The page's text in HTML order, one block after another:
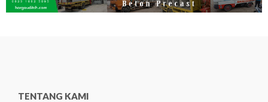
TENTANG KAMI